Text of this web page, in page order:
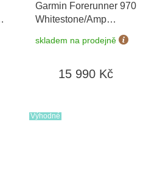
Garmin Forerunner 970
Whitestone/Amp
Yellow 010-02969-11
možnost výměny do 90
skladem na prodejně
15 990 Kč
Výhodné